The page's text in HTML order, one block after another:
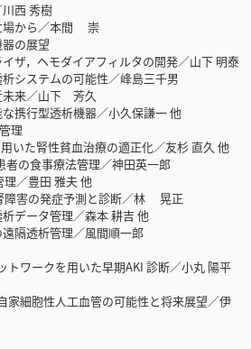
西 秀樹
から／本間 崇
の展望
，ヘモダイアフィルタの開発／山下 明泰
ステムの可能性／峰島三千男
来／山下 芳久
携行型透析機器／小久保謙一 他
理
た腎性貧血治療の適正化／友杉 直久 他
の食事療法管理／神田英一郎
／豊田 雅夫 他
害の発症予測と診断／林 晃正
データ管理／森本 耕吉 他
隔透析管理／風間順一郎
ークを用いた早期AKI 診断／小丸 陽平
胞性人工血管の可能性と将来展望／伊